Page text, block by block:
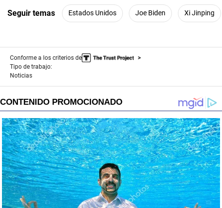
Seguir temas Estados Unidos Joe Biden Xi Jinping
Conforme a los criterios de
Tipo de trabajo:
Noticias